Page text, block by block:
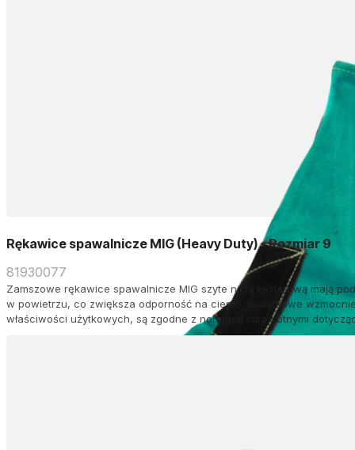
Rękawice spawalnicze MIG (Heavy Duty) - Rozmiar 9
81930077
Zamszowe rękawice spawalnicze MIG szyte nicią kevlarową mają
w powietrzu, co zwiększa odporność na ciepło, dodatkowe
właściwości użytkowych, są zgodne z normami zdrowotnymi